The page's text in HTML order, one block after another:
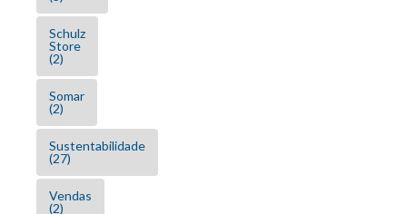
Schulz
Store
(2)
Somar
(2)
Sustentabilidade
(27)
Vendas
(2)